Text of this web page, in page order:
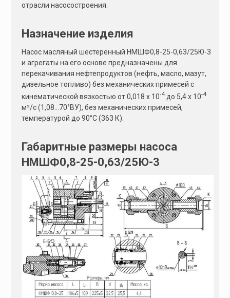
отрасли насосостроения.
Назначение изделия
Насос масляный шестеренный НМШФ0,8-25-0,63/25Ю-3
и агрегаты на его основе предназначены для
перекачивания нефтепродуктов (нефть, масло, мазут,
дизельное топливо) без механических примесей с
кинематической вязкостью от 0,018 х 10-4 до 5,4 х 10-4
м²/с (1,08…70°ВУ), без механических примесей,
температурой до 90°С (363 К).
Габаритные размеры насоса
НМШФ0,8-25-0,63/25Ю-3